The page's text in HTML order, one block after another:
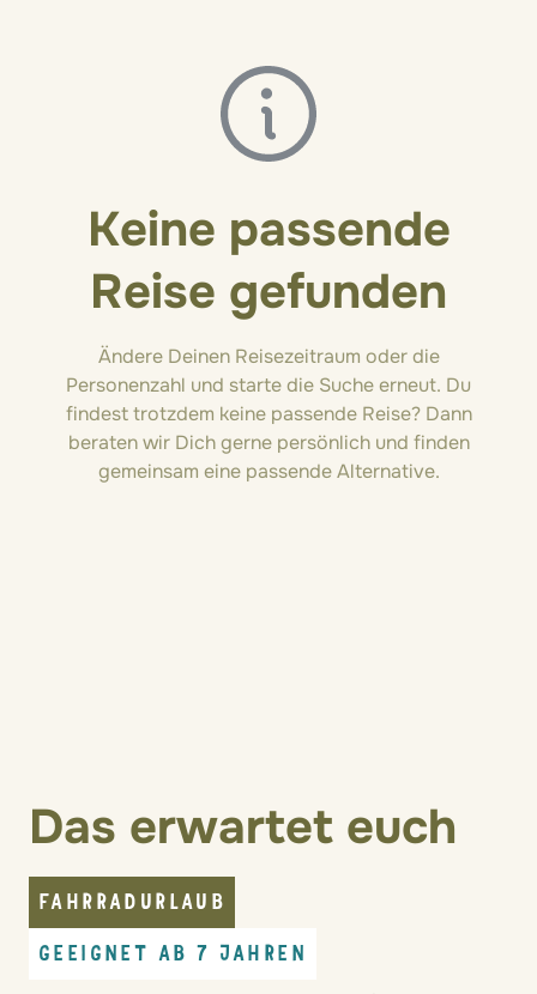
Keine passende
Reise gefunden
Ändere Deinen Reisezeitraum oder die
Personenzahl und starte die Suche erneut. Du
findest trotzdem keine passende Reise? Dann
beraten wir Dich gerne persönlich und finden
gemeinsam eine passende Alternative.
Das erwartet euch
FAHRRADURLAUB
GEEIGNET AB 7 JAHREN